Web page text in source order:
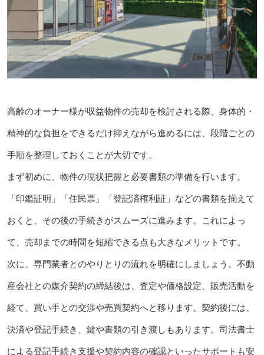
高齢のオーナー様が収益物件の売却を検討される際、身体的・
精神的な負担をできるだけ抑えながら進めるには、段階ごとの
手順を整理しておくことが大切です。
まず初めに、物件の現状把握と必要書類の準備を行います。
「印鑑証明」「住民票」「登記済権利証」などの書類を揃えて
おくと、その後の手続きがスムーズに進みます。これによっ
て、売却までの時間を短縮できる点も大きなメリットです。
次に、専門業者とのやりとりの流れを明確にしましょう。不動
産会社との媒介契約の締結後は、査定や価格設定、販売活動を
経て、買い手との交渉や売買契約へと移ります。契約後には、
決済や登記手続き、鍵や書類の引き渡しもあります。司法書士
による登記手続き支援や契約内容の確認といったサポートも安